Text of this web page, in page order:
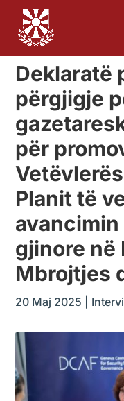
Deklaratë
përgjigje
për
Planit të
gjinore në
Mbrojtjes
20 Maj 2025